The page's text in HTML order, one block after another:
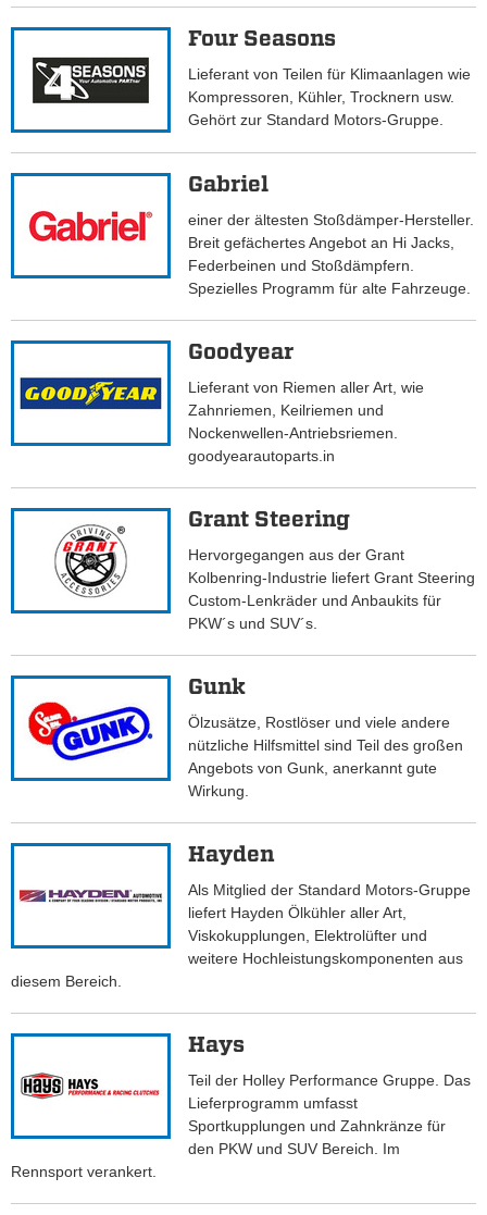
Four Seasons
Lieferant von Teilen für Klimaanlagen wie
Kompressoren, Kühler, Trocknern usw.
Gehört zur Standard Motors-Gruppe.
Gabriel
einer der ältesten Stoßdämper-Hersteller.
Breit gefächertes Angebot an Hi Jacks,
Federbeinen und Stoßdämpfern.
Spezielles Programm für alte Fahrzeuge.
Goodyear
Lieferant von Riemen aller Art, wie
Zahnriemen, Keilriemen und
Nockenwellen-Antriebsriemen.
goodyearautoparts.in
Grant Steering
Hervorgegangen aus der Grant
Kolbenring-Industrie liefert Grant Steering
Custom-Lenkräder und Anbaukits für
PKW´s und SUV´s.
Gunk
Ölzusätze, Rostlöser und viele andere
nützliche Hilfsmittel sind Teil des großen
Angebots von Gunk, anerkannt gute
Wirkung.
Hayden
Als Mitglied der Standard Motors-Gruppe
liefert Hayden Ölkühler aller Art,
Viskokupplungen, Elektrolüfter und
weitere Hochleistungskomponenten aus
diesem Bereich.
Hays
Teil der Holley Performance Gruppe. Das
Lieferprogramm umfasst
Sportkupplungen und Zahnkränze für
den PKW und SUV Bereich. Im
Rennsport verankert.